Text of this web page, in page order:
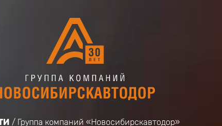
Группа компаний «Новосибирскавтодор»